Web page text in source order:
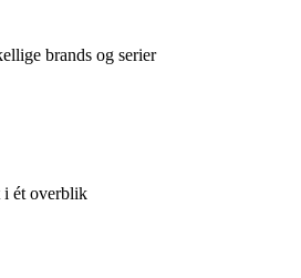
brands og serier
i ét overblik